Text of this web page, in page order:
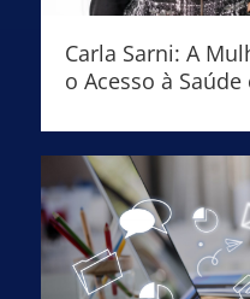
Carla Sarni: A
o Acesso à